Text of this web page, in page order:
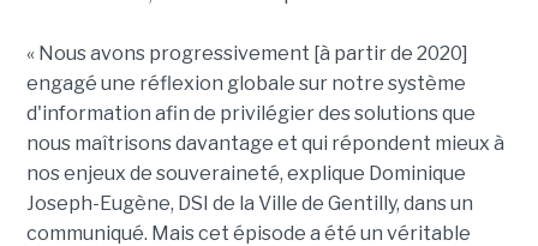
« Nous avons progressivement [à partir de 2020]
engagé une réflexion globale sur notre système
d'information afin de privilégier des solutions que
nous maîtrisons davantage et qui répondent mieux à
nos enjeux de souveraineté, explique Dominique
Joseph-Eugène, DSI de la Ville de Gentilly, dans un
communiqué. Mais cet épisode a été un véritable